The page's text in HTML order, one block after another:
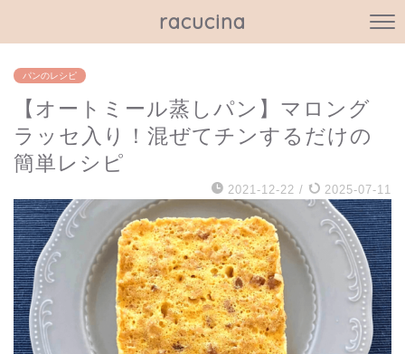
racucina
パンのレシピ
【オートミール蒸しパン】マロング
ラッセ入り！混ぜてチンするだけの
簡単レシピ
2021-12-22 / 2025-07-11